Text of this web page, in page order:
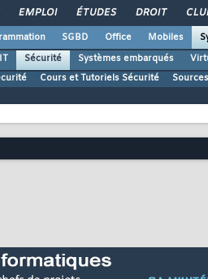
EMPLOI ÉTUDES DROIT
SGBD Office Mobiles
Sécurité Systèmes embarqués
Cours et Tutoriels Sécurité